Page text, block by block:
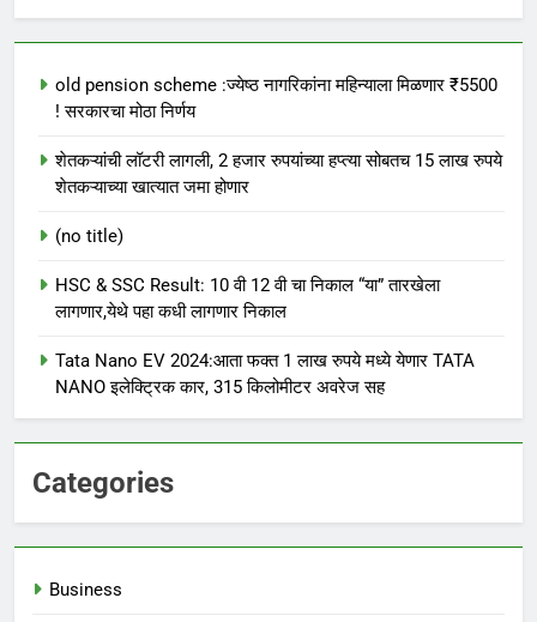
old pension scheme :ज्येष्ठ नागरिकांना महिन्याला मिळणार ₹5500
! सरकारचा मोठा निर्णय
शेतकऱ्यांची लॉटरी लागली, 2 हजार रुपयांच्या हप्त्या सोबतच 15 लाख रुपये
शेतकऱ्याच्या खात्यात जमा होणार
(no title)
HSC & SSC Result: 10 वी 12 वी चा निकाल “या” तारखेला
लागणार,येथे पहा कधी लागणार निकाल
Tata Nano EV 2024:आता फक्त 1 लाख रुपये मध्ये येणार TATA
NANO इलेक्ट्रिक कार, 315 किलोमीटर अवरेज सह
Categories
Business